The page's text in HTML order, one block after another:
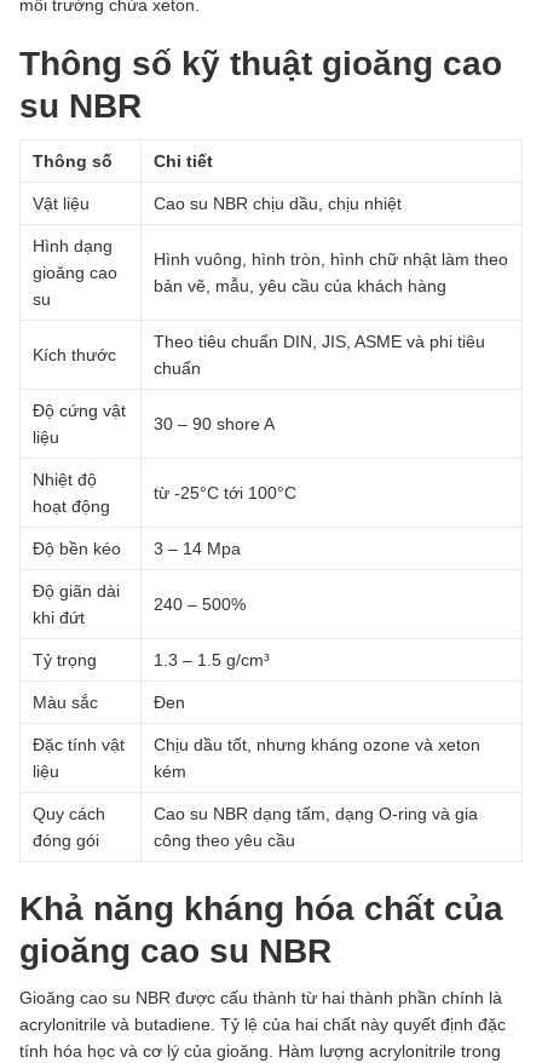
môi trường chứa xeton.
Thông số kỹ thuật gioăng cao
su NBR
Thông số Chi tiết
Vật liệu Cao su NBR chịu dầu, chịu nhiệt
Hình dạng
gioăng cao
su
Hình vuông, hình tròn, hình chữ nhật làm theo
bản vẽ, mẫu, yêu cầu của khách hàng
Kích thước
Theo tiêu chuẩn DIN, JIS, ASME và phi tiêu
chuẩn
Độ cứng vật
liệu
30 – 90 shore A
Nhiệt độ
hoạt động
từ -25°C tới 100°C
Độ bền kéo 3 – 14 Mpa
Độ giãn dài
khi đứt
240 – 500%
Tỷ trọng 1.3 – 1.5 g/cm³
Màu sắc Đen
Đặc tính vật
liệu
Chịu dầu tốt, nhưng kháng ozone và xeton
kém
Quy cách
đóng gói
Cao su NBR dạng tấm, dạng O-ring và gia
công theo yêu cầu
Khả năng kháng hóa chất của
gioăng cao su NBR
Gioăng cao su NBR được cấu thành từ hai thành phần chính là
acrylonitrile và butadiene. Tỷ lệ của hai chất này quyết định đặc
tính hóa học và cơ lý của gioăng. Hàm lượng acrylonitrile trong